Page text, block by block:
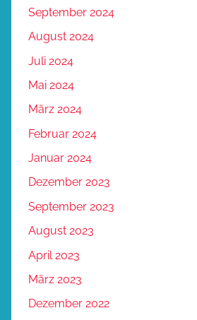
September 2024
August 2024
Juli 2024
Mai 2024
März 2024
Februar 2024
Januar 2024
Dezember 2023
September 2023
August 2023
April 2023
März 2023
Dezember 2022